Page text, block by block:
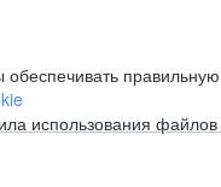
использования